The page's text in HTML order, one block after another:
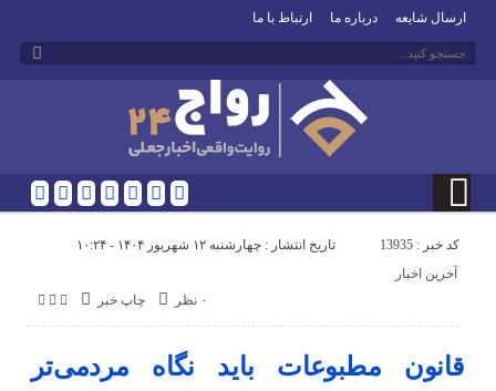
ارسال شایعه درباره ما ارتباط با ما
کد خبر : 13935 تاریخ انتشار : چهارشنبه ۱۲ شهریور ۱۴۰۴ - ۱۰:۲۴
چاپ خبر ۰ نظر
آخرین اخبار
قانون مطبوعات باید نگاه مردمی‌تر